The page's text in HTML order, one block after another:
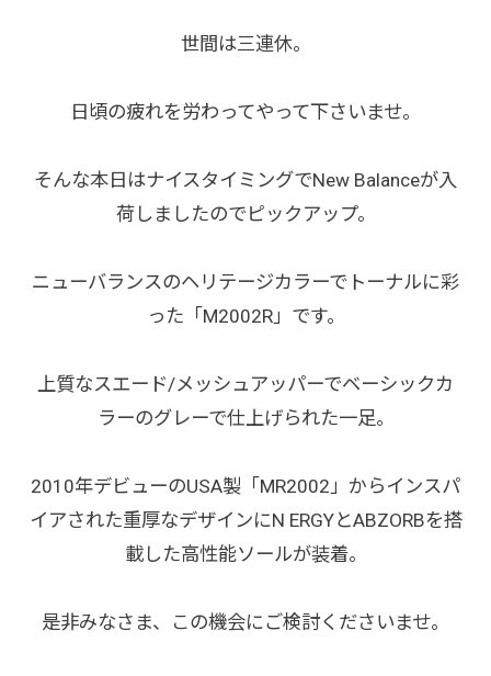
世間は三連休。
日頃の疲れを労わってやって下さいませ。
そんな本日はナイスタイミングでNew Balanceが入
荷しましたのでピックアップ。
ニューバランスのヘリテージカラーでトーナルに彩
った「M2002R」です。
上質なスエード/メッシュアッパーでベーシックカ
ラーのグレーで仕上げられた一足。
2010年デビューのUSA製「MR2002」からインスパ
イアされた重厚なデザインにN ERGYとABZORBを搭
載した高性能ソールが装着。
是非みなさま、この機会にご検討くださいませ。